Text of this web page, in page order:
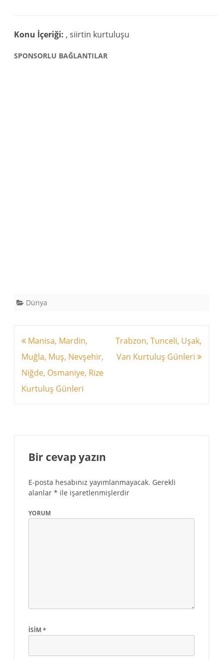
Konu İçeriği: , siirtin kurtuluşu
SPONSORLU BAĞLANTILAR
Dünya
Yazı
dolaşımı
Manisa, Mardin,
Muğla, Muş, Nevşehir,
Niğde, Osmaniye, Rize
Kurtuluş Günleri
Trabzon, Tunceli, Uşak,
Van Kurtuluş Günleri
Bir cevap yazın
E-posta hesabınız yayımlanmayacak. Gerekli
alanlar * ile işaretlenmişlerdir
YORUM
İSIM*